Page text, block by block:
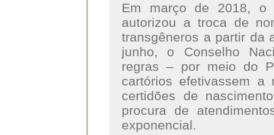
Em março de 2018, o
autorizou a troca de
transgêneros a partir da
junho, o Conselho
regras – por meio do
cartórios efetivassem
certidões de
procura de
exponencial.